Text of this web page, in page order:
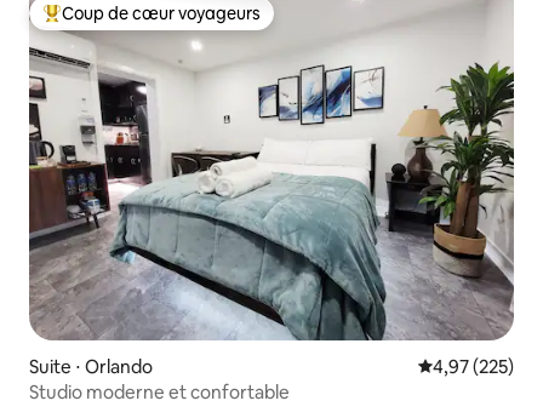
Coups de cœur voyageurs les plus appréciés
Coup de cœur voyageurs
Suite ⋅ Orlando Évaluation
4,97 (225)
Studio moderne et confortable